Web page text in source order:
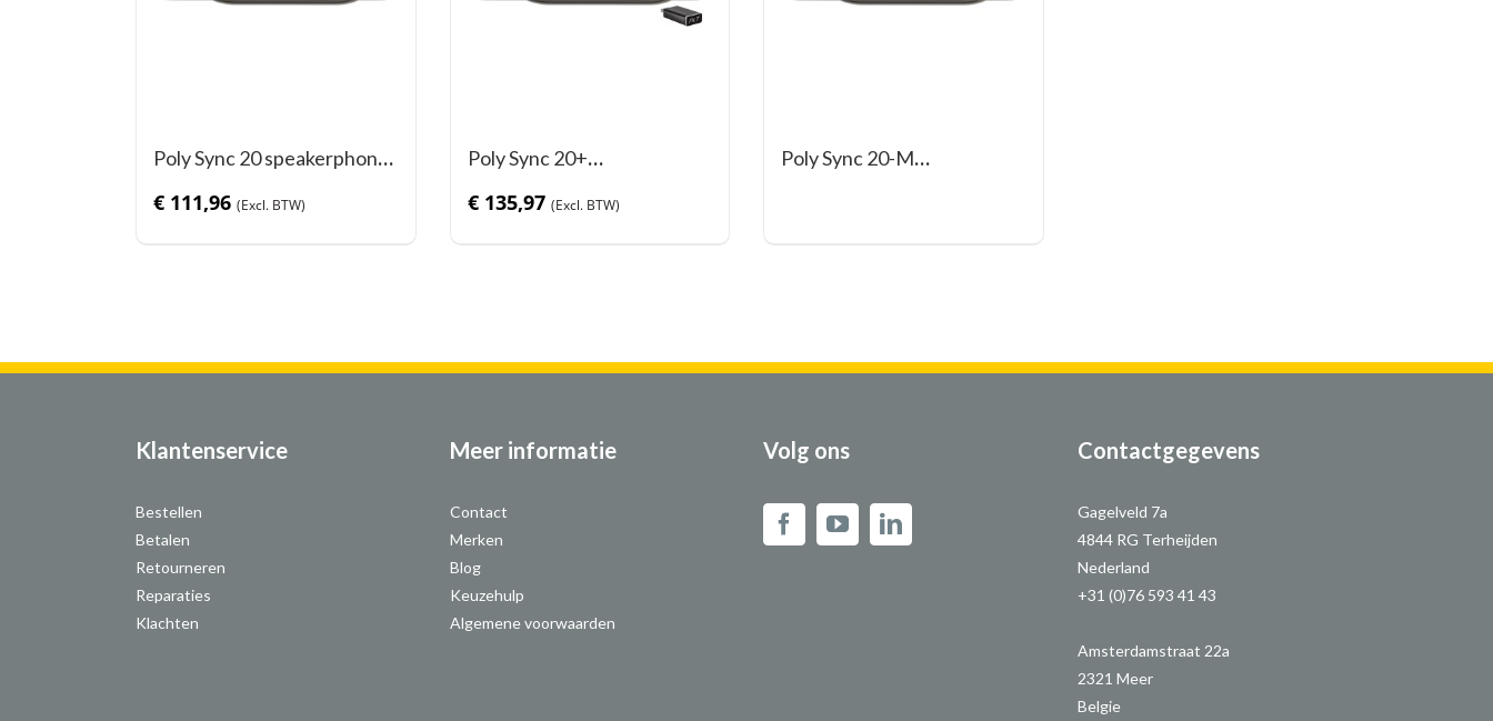
Poly Sync 20 speakerphone
€ 111,96
Poly Sync 20+
dongle)
€ 135,97
Poly Sync 20-M
Klantenservice
Bestellen
Betalen
Retourneren
Reparaties
Klachten
Meer informatie
Contact
Merken
Blog
Keuzehulp
Algemene voorwaarden
Volg ons Contactgegevens
Gagelveld 7a
4844 RG Terheijden
Nederland
+31 (0)76 593 41 43
Amsterdamstraat 22a
2321 Meer
Belgie